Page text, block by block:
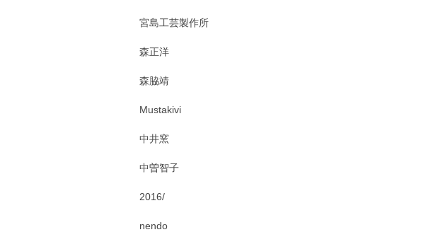
宮島工芸製作所
森正洋
森脇靖
Mustakivi
中井窯
中曽智子
2016/
nendo